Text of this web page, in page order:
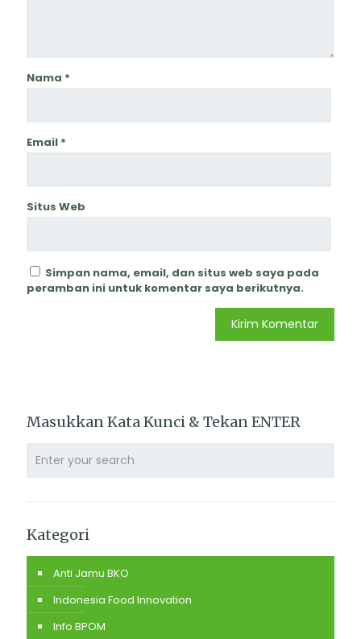
Nama *
Email *
Situs Web
Simpan nama, email, dan situs web saya pada
peramban ini untuk komentar saya berikutnya.
Masukkan Kata Kunci & Tekan ENTER
Kategori
Anti Jamu BKO
Indonesia Food Innovation
Info BPOM